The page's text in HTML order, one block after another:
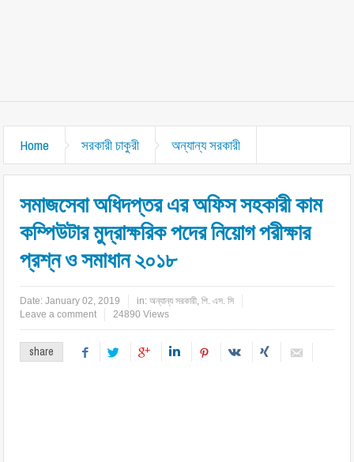
Home সরকারী চাকুরী অন্যান্য সরকারী
সমাজসেবা অধিদপ্তর এর অফিস সহকারী কাম
কম্পিউটার মুদ্রাক্ষরিক পদের নিয়োগ পরীক্ষার
প্রশ্ন ও সমাধান ২০১৮
Date:January 02, 2019 in:অন্যান্য সরকারী,পি. এস. সি
Leave a comment
24890 Views
share